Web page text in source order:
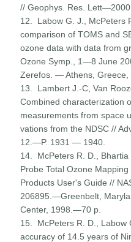
// Geophys. Res.
12. Labow G. J., McPeters
comparison of TOMS and
ozone data with data from
Ozone Symp., 1—8 June
Zerefos. — Athens,
13. Lambert J.-C, Van
Combined characterization
measurements from space
vations from the NDSC //
12.—P. 1931 — 1940.
14. McPeters R. D., Bhartia
Probe Total Ozone
Products User's Guide //
206895.—Greenbelt,
Center, 1998.—70 p.
15. McPeters R. D., Labow
accuracy of 14.5 years of